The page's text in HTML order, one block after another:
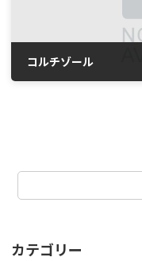
コルチゾール
カテゴリー